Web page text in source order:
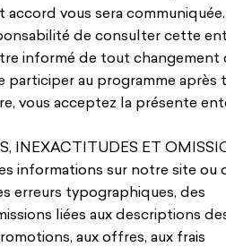
accord vous sera
de consulter cette
informé de tout changement
participer au programme après
vous acceptez la présente
INEXACTITUDES ET
informations sur notre site ou
erreurs typographiques, des
liées aux descriptions
aux offres, aux frais